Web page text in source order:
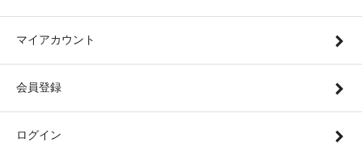
マイアカウント
会員登録
ログイン